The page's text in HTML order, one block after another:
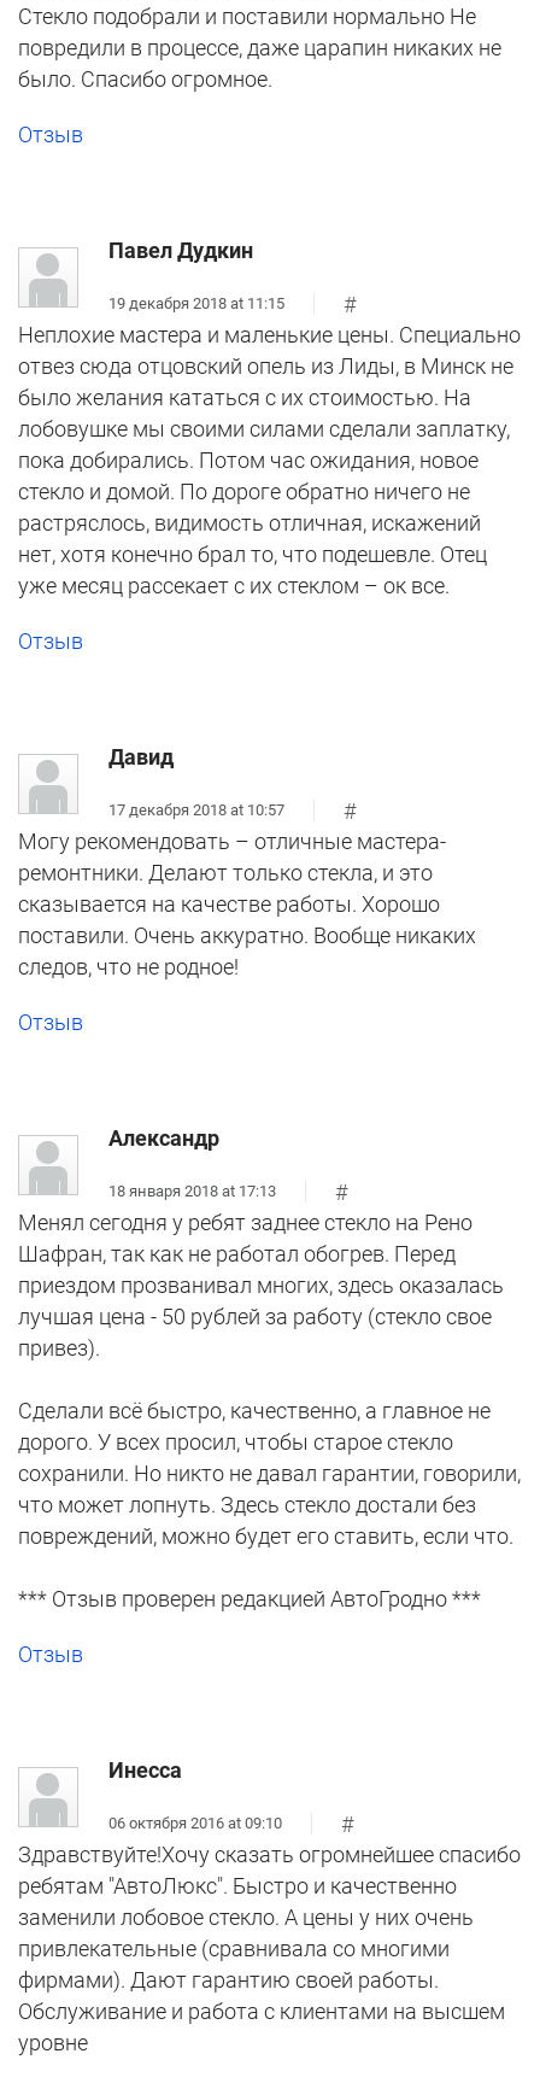
Стекло подобрали и поставили нормально Не
повредили в процессе, даже царапин никаких не
было. Спасибо огромное.
Отзыв
Павел Дудкин
19 декабря 2018 at 11:15
#
Неплохие мастера и маленькие цены. Специально
отвез сюда отцовский опель из Лиды, в Минск не
было желания кататься с их стоимостью. На
лобовушке мы своими силами сделали заплатку,
пока добирались. Потом час ожидания, новое
стекло и домой. По дороге обратно ничего не
растряслось, видимость отличная, искажений
нет, хотя конечно брал то, что подешевле. Отец
уже месяц рассекает с их стеклом – ок все.
Отзыв
Давид
17 декабря 2018 at 10:57
#
Могу рекомендовать – отличные мастера-
ремонтники. Делают только стекла, и это
сказывается на качестве работы. Хорошо
поставили. Очень аккуратно. Вообще никаких
следов, что не родное!
Отзыв
Александр
18 января 2018 at 17:13
#
Менял сегодня у ребят заднее стекло на Рено
Шафран, так как не работал обогрев. Перед
приездом прозванивал многих, здесь оказалась
лучшая цена - 50 рублей за работу (стекло свое
привез).
Сделали всё быстро, качественно, а главное не
дорого. У всех просил, чтобы старое стекло
сохранили. Но никто не давал гарантии, говорили,
что может лопнуть. Здесь стекло достали без
повреждений, можно будет его ставить, если что.
*** Отзыв проверен редакцией АвтоГродно ***
Отзыв
Инесса
06 октября 2016 at 09:10
#
Здравствуйте!Хочу сказать огромнейшее спасибо
ребятам "АвтоЛюкс". Быстро и качественно
заменили лобовое стекло. А цены у них очень
привлекательные (сравнивала со многими
фирмами). Дают гарантию своей работы.
Обслуживание и работа с клиентами на высшем
уровне